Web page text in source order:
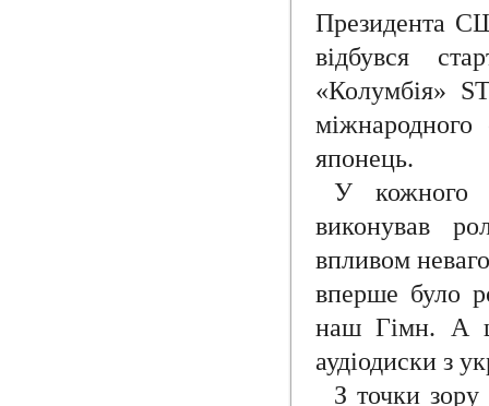
Президента
відбувся
«Колумбія»
японець.
У кожного
виконував
впливом
вперше було
наш Гімн. А
аудіодиски з
З точки зору